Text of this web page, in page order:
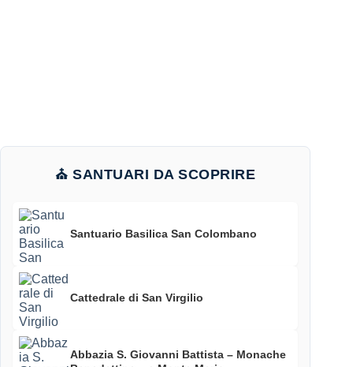
⛪ SANTUARI DA SCOPRIRE
Santuario Basilica San Colombano
Cattedrale di San Virgilio
Abbazia S. Giovanni Battista – Monache